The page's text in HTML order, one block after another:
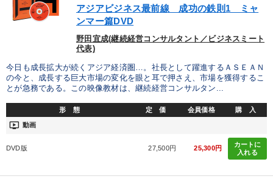
アジアビジネス最前線 成功の鉄則1 ミャ
ンマー篇DVD
野田宜成(継続経営コンサルタント／ビジネスミート
代表)
今日も成長拡大が続くアジア経済圏…。社長として躍進するＡＳＥＡＮ
の今と、成長する巨大市場の変化を眼と耳で押さえ、市場を獲得するこ
とが急務である。この映像教材は、継続経営コンサルタン...
形 態 定 価 会員価格 購 入
ondemand_video 動画
DVD版 27,500円 25,300円
カートに
入れる